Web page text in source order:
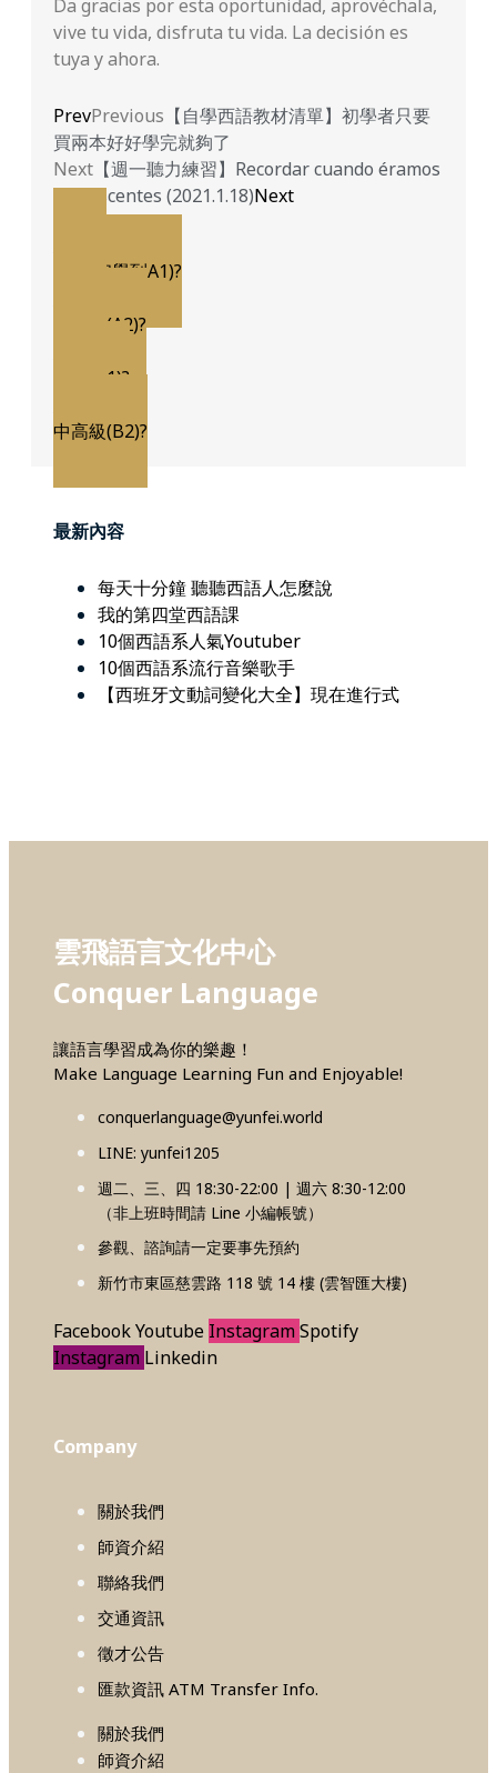
Da gracias por esta oportunidad, aprovéchala,
vive tu vida, disfruta tu vida. La decisión es
tuya y ahora.
PrevPrevious 【自學西語教材清單】初學者只要
買兩本好好學完就夠了
Next 【週一聽力練習】Recordar cuando éramos
adolescentes (2021.1.18)Next
初級(初學到A1)?
初中級(A2)?
中級(B1)?
中高級(B2)?
最新內容
每天十分鐘 聽聽西語人怎麼說
我的第四堂西語課
10個西語系人氣Youtuber
10個西語系流行音樂歌手
【西班牙文動詞變化大全】現在進行式
雲飛語言文化中心
Conquer Language
讓語言學習成為你的樂趣！
Make Language Learning Fun and Enjoyable!
conquerlanguage@yunfei.world
LINE: yunfei1205
週二、三、四 18:30-22:00 | 週六 8:30-12:00
（非上班時間請 Line 小編帳號）
參觀、諮詢請一定要事先預約
新竹市東區慈雲路 118 號 14 樓 (雲智匯大樓)
FacebookYoutube InstagramSpotify
Instagram Linkedin
Company
關於我們
師資介紹
聯絡我們
交通資訊
徵才公告
匯款資訊 ATM Transfer Info.
關於我們
師資介紹